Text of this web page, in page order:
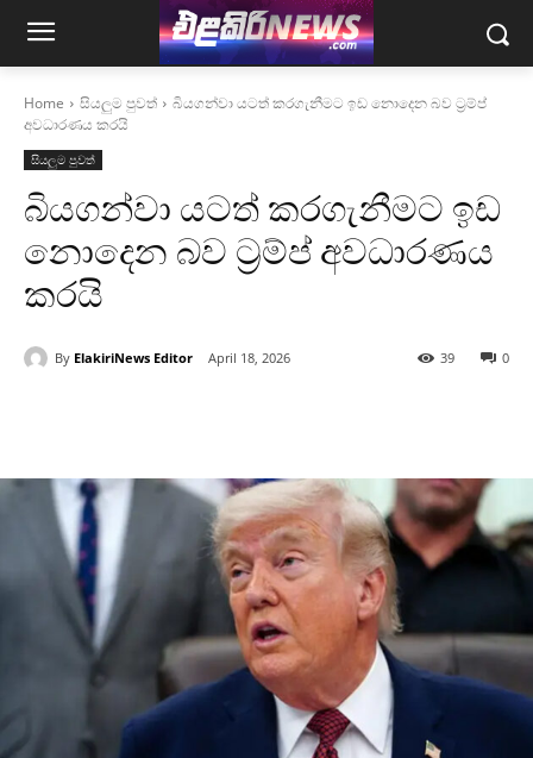
Home සියලුම පුවත්
බියගන්වා යටත් කරගැනීමට ඉඩ නොදෙන බව ට්‍රම්ප්
අවධාරණය කරයි
සියලුම පුවත්
බියගන්වා යටත් කරගැනීමට ඉඩ
නොදෙන බව ට්‍රම්ප් අවධාරණය
කරයි
By ElakiriNews Editor April 18, 2026 0
39